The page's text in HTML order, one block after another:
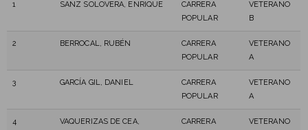
1 SANZ SOLOVERA, ENRIQUE
CARRERA
POPULAR
VETERANO
B
2 BERROCAL, RUBÉN
CARRERA
POPULAR
VETERANO
A
3 GARCÍA GIL, DANIEL
CARRERA
POPULAR
VETERANO
A
4
VAQUERIZAS DE CEA,
CARRERA
VETERANO